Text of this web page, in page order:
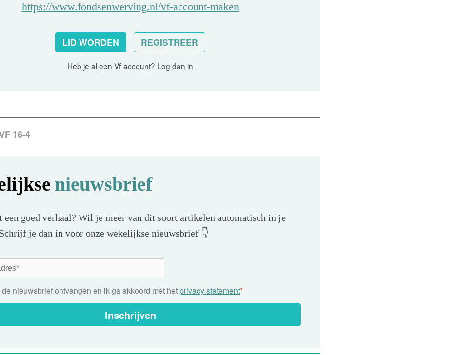
https://www.fondsenwerving.nl/vf-account-maken
LID WORDEN REGISTREER
Heb je al een Vf-account? Log dan in
16-4
nieuwsbrief
een goed verhaal? Wil je meer van dit soort artikelen automatisch in je
je dan in voor onze wekelijkse nieuwsbrief 👇
nieuwsbrief ontvangen en ik ga akkoord met het privacy statement*
Inschrijven